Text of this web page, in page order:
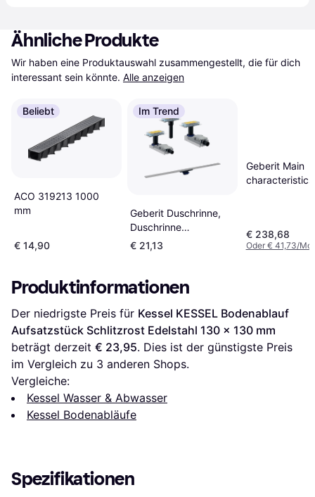
Ähnliche Produkte
Wir haben eine Produktauswahl zusammengestellt, die für dich
interessant sein könnte. Alle anzeigen
Beliebt
ACO 319213 1000
mm
€ 14,90
Im Trend
Geberit Duschrinne,
Duschrinne
cleanline60 900 mm
€ 21,13
Geberit Main
characteristics
Chrome
Stainless steel
Application
For drainage of
flooreven
installation in
€ 238,68
Oder € 41,73/
Produktinformationen
Der niedrigste Preis für Kessel KESSEL Bodenablauf
Aufsatzstück Schlitzrost Edelstahl 130 x 130 mm
beträgt derzeit € 23,95. Dies ist der günstigste Preis
im Vergleich zu 3 anderen Shops.
Vergleiche:
Kessel Wasser & Abwasser
Kessel Bodenabläufe
Spezifikationen